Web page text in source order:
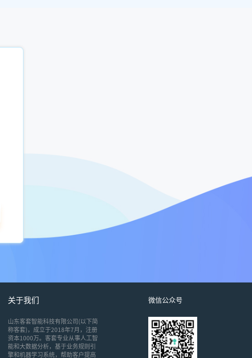
关于我们
山东客套智能科技有限公司(以下简
称客套)，成立于2018年7月，注册
资本1000万。客套专业从事人工智
能和大数据分析，基于业务规则引
擎和机器学习系统，帮助客户提高
微信公众号